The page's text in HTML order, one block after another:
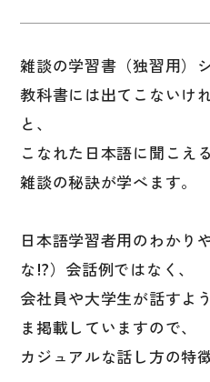
比較文化辞典
教師用参考書
日本語教授法
日本語概説
音声・音韻
語彙・意味
文章・談話・表現
文法
雑談の学習書（独習用）
教科書には出てこないけ
と、
こなれた日本語に聞こえ
雑談の秘訣が学べます。
日本語学習者用のわかり
な⁉）会話例ではなく、
会社員や大学生が話すよ
ま掲載していますので、
カジュアルな話し方の特